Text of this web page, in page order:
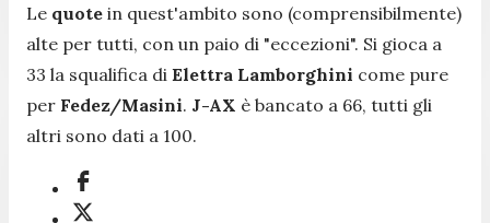
Le quote in quest'ambito sono (comprensibilmente)
alte per tutti, con un paio di "eccezioni". Si gioca a
33 la squalifica di Elettra Lamborghini come pure
per Fedez/Masini. J-AX è bancato a 66, tutti gli
altri sono dati a 100.